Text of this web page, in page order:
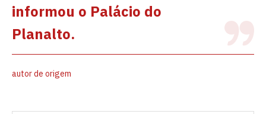
informou o Palácio do
Planalto.
autor de origem